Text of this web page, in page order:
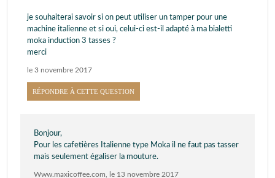
je souhaiterai savoir si on peut utiliser un tamper pour une
machine italienne et si oui, celui-ci est-il adapté à ma bialetti
moka induction 3 tasses ?
merci
le 3 novembre 2017
RÉPONDRE À CETTE QUESTION
Bonjour,
Pour les cafetières Italienne type Moka il ne faut pas tasser
mais seulement égaliser la mouture.
Www.maxicoffee.com le 13 novembre 2017